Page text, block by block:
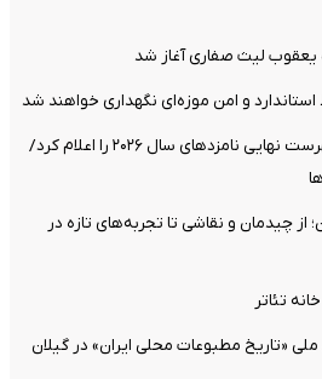
یعقوب لیث صفاری آغاز شد
و امن موزه‌ای نگهداری خواهند شد
جشنواره جهانی معماری فهرست نهایی نامزدهای سال ۲۰۲۶ را اعلام کرد/
از چیدمان و نقاشی تا تجربه‌های تازه در
تئاتر
«تاریخ مطبوعات محلی ایران» در گیلان